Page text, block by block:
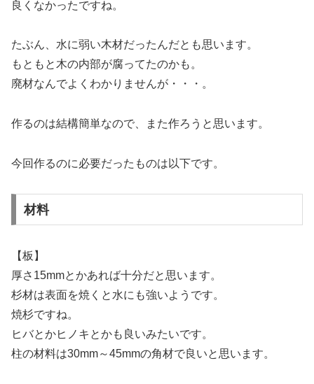
良くなかったですね。
たぶん、水に弱い木材だったんだとも思います。
もともと木の内部が腐ってたのかも。
廃材なんでよくわかりませんが・・・。
作るのは結構簡単なので、また作ろうと思います。
今回作るのに必要だったものは以下です。
材料
【板】
厚さ15mmとかあれば十分だと思います。
杉材は表面を焼くと水にも強いようです。
焼杉ですね。
ヒバとかヒノキとかも良いみたいです。
柱の材料は30mm～45mmの角材で良いと思います。